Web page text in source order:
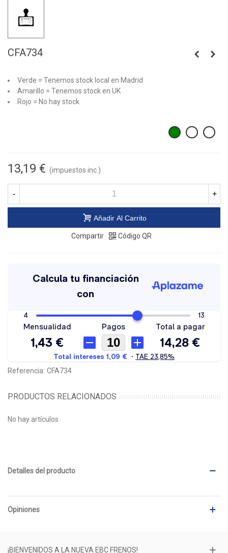
CFA734
Verde = Tenemos stock local en Madrid
Amarillo = Tenemos stock en UK
Rojo = No hay stock
13,19 € (impuestos inc.)
- +
Añadir Al Carrito
Compartir Código QR
Referencia: CFA734
PRODUCTOS RELACIONADOS
No hay artículos
Detalles del producto
Opiniones
¡BIENVENIDOS A LA NUEVA EBC FRENOS!